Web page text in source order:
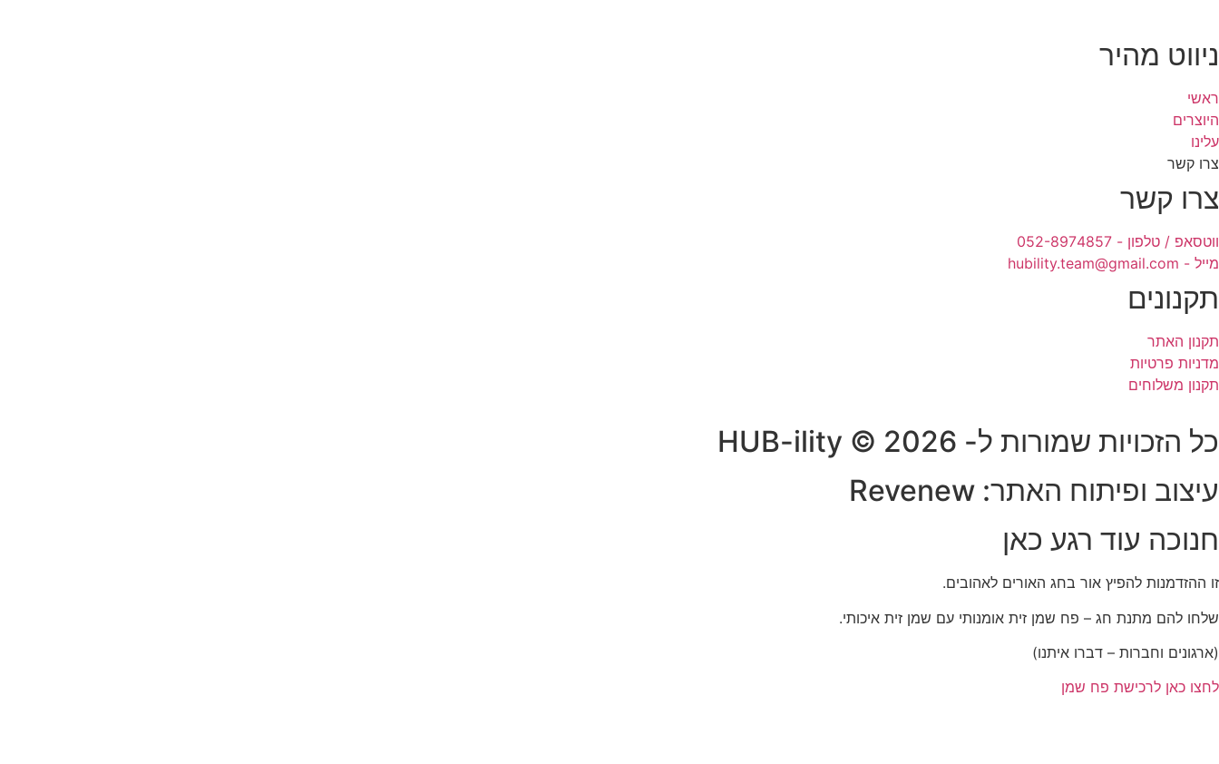
ניווט מהיר
ראשי
היוצרים
עלינו
צרו קשר
צרו קשר
ווטסאפ / טלפון - 052-8974857
מייל - hubility.team@gmail.com
תקנונים
תקנון האתר
מדניות פרטיות
תקנון משלוחים
כל הזכויות שמורות ל- HUB-ility © 2026
עיצוב ופיתוח האתר: Revenew
חנוכה עוד רגע כאן
זו ההזדמנות להפיץ אור בחג האורים לאהובים.
שלחו להם מתנת חג – פח שמן זית אומנותי עם שמן זית איכותי.
(ארגונים וחברות – דברו איתנו)
לחצו כאן לרכישת פח שמן